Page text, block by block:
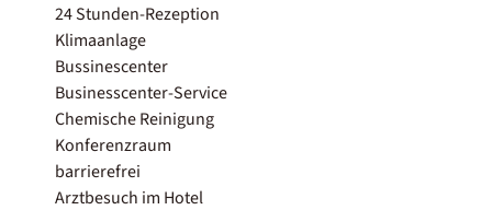
24 Stunden-Rezeption
Klimaanlage
Bussinescenter
Businesscenter-Service
Chemische Reinigung
Konferenzraum
barrierefrei
Arztbesuch im Hotel